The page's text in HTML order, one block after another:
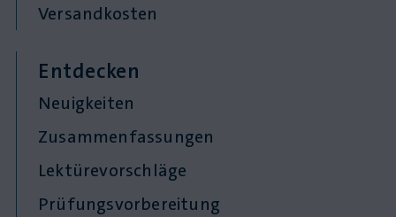
Versandkosten
Entdecken
Neuigkeiten
Zusammenfassungen
Lektürevorschläge
Prüfungsvorbereitung